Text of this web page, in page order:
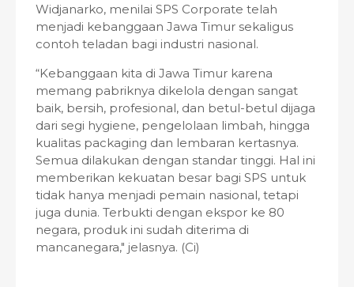
Widjanarko, menilai SPS Corporate telah
menjadi kebanggaan Jawa Timur sekaligus
contoh teladan bagi industri nasional.
“Kebanggaan kita di Jawa Timur karena
memang pabriknya dikelola dengan sangat
baik, bersih, profesional, dan betul-betul dijaga
dari segi hygiene, pengelolaan limbah, hingga
kualitas packaging dan lembaran kertasnya.
Semua dilakukan dengan standar tinggi. Hal ini
memberikan kekuatan besar bagi SPS untuk
tidak hanya menjadi pemain nasional, tetapi
juga dunia. Terbukti dengan ekspor ke 80
negara, produk ini sudah diterima di
mancanegara," jelasnya. (Ci)